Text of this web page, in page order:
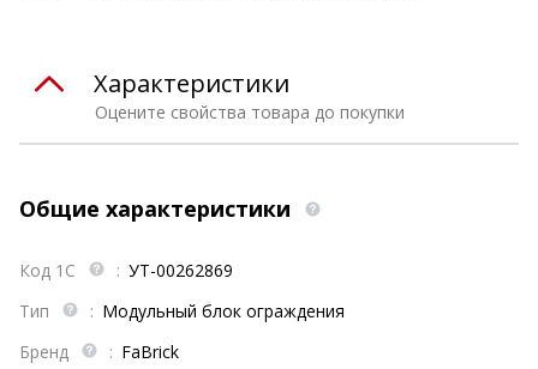
Оцените свойства товара до покупки
Характеристики
Общие характеристики
Код 1С : УТ-00262869
Тип
: Модульный блок ограждения
Бренд
: FaBrick